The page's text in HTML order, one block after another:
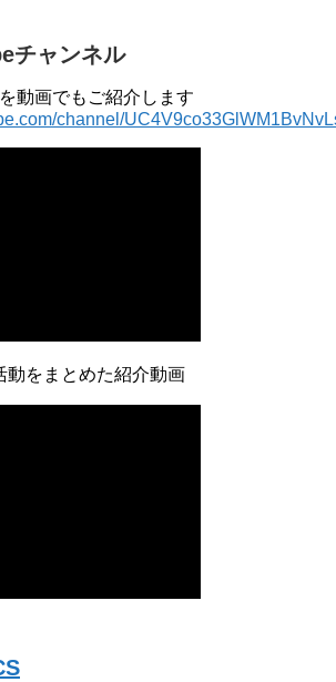
チャンネル
動画でもご紹介します
channel/
動をまとめた紹介動画